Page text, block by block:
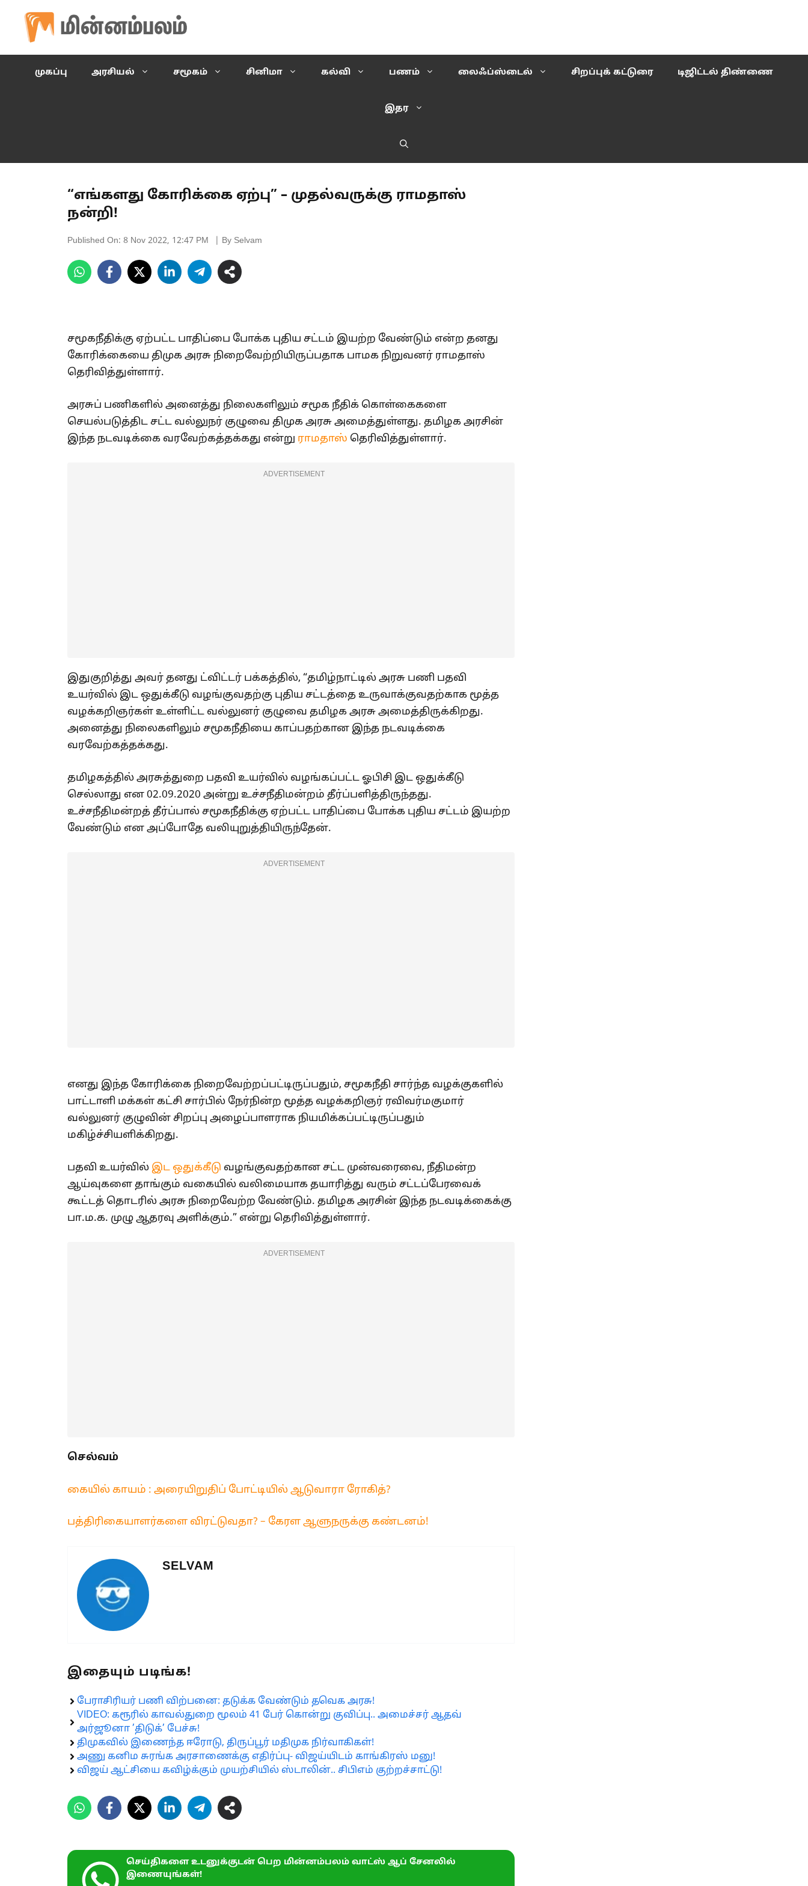
content
முகப்பு அரசியல் சமூகம் சினிமா கல்வி பணம் லைஃப்ஸ்டைல் சிறப்புக் கட்டுரை டிஜிட்டல் திண்ணை
இதர
“எங்களது கோரிக்கை ஏற்பு” – முதல்வருக்கு ராமதாஸ்
நன்றி!
Published On: 8 Nov 2022, 12:47 PM | By Selvam
சமூகநீதிக்கு ஏற்பட்ட பாதிப்பை போக்க புதிய சட்டம் இயற்ற வேண்டும் என்ற தனது
கோரிக்கையை திமுக அரசு நிறைவேற்றியிருப்பதாக பாமக நிறுவனர் ராமதாஸ்
தெரிவித்துள்ளார்.
அரசுப் பணிகளில் அனைத்து நிலைகளிலும் சமூக நீதிக் கொள்கைகளை
செயல்படுத்திட சட்ட வல்லுநர் குழுவை திமுக அரசு அமைத்துள்ளது. தமிழக அரசின்
இந்த நடவடிக்கை வரவேற்கத்தக்கது என்று ராமதாஸ் தெரிவித்துள்ளார்.
ADVERTISEMENT
இதுகுறித்து அவர் தனது ட்விட்டர் பக்கத்தில், “தமிழ்நாட்டில் அரசு பணி பதவி
உயர்வில் இட ஒதுக்கீடு வழங்குவதற்கு புதிய சட்டத்தை உருவாக்குவதற்காக மூத்த
வழக்கறிஞர்கள் உள்ளிட்ட வல்லுனர் குழுவை தமிழக அரசு அமைத்திருக்கிறது.
அனைத்து நிலைகளிலும் சமூகநீதியை காப்பதற்கான இந்த நடவடிக்கை
வரவேற்கத்தக்கது.
தமிழகத்தில் அரசுத்துறை பதவி உயர்வில் வழங்கப்பட்ட ஓபிசி இட ஒதுக்கீடு
செல்லாது என 02.09.2020 அன்று உச்சநீதிமன்றம் தீர்ப்பளித்திருந்தது.
உச்சநீதிமன்றத் தீர்ப்பால் சமூகநீதிக்கு ஏற்பட்ட பாதிப்பை போக்க புதிய சட்டம் இயற்ற
வேண்டும் என அப்போதே வலியுறுத்தியிருந்தேன்.
ADVERTISEMENT
எனது இந்த கோரிக்கை நிறைவேற்றப்பட்டிருப்பதும், சமூகநீதி சார்ந்த வழக்குகளில்
பாட்டாளி மக்கள் கட்சி சார்பில் நேர்நின்ற மூத்த வழக்கறிஞர் ரவிவர்மகுமார்
வல்லுனர் குழுவின் சிறப்பு அழைப்பாளராக நியமிக்கப்பட்டிருப்பதும்
மகிழ்ச்சியளிக்கிறது.
பதவி உயர்வில் இட ஒதுக்கீடு வழங்குவதற்கான சட்ட முன்வரைவை, நீதிமன்ற
ஆய்வுகளை தாங்கும் வகையில் வலிமையாக தயாரித்து வரும் சட்டப்பேரவைக்
கூட்டத் தொடரில் அரசு நிறைவேற்ற வேண்டும். தமிழக அரசின் இந்த நடவடிக்கைக்கு
பா.ம.க. முழு ஆதரவு அளிக்கும்.” என்று தெரிவித்துள்ளார்.
ADVERTISEMENT
செல்வம்
கையில் காயம் : அரையிறுதிப் போட்டியில் ஆடுவாரா ரோகித்?
பத்திரிகையாளர்களை விரட்டுவதா? – கேரள ஆளுநருக்கு கண்டனம்!
SELVAM
இதையும் படிங்க!
பேராசிரியர் பணி விற்பனை: தடுக்க வேண்டும் தவெக அரசு!
VIDEO: கரூரில் காவல்துறை மூலம் 41 பேர் கொன்று குவிப்பு.. அமைச்சர் ஆதவ்
அர்ஜூனா ’திடுக்’ பேச்சு!
திமுகவில் இணைந்த ஈரோடு, திருப்பூர் மதிமுக நிர்வாகிகள்!
அணு கனிம சுரங்க அரசாணைக்கு எதிர்ப்பு- விஜய்யிடம் காங்கிரஸ் மனு!
விஜய் ஆட்சியை கவிழ்க்கும் முயற்சியில் ஸ்டாலின்.. சிபிஎம் குற்றச்சாட்டு!
செய்திகளை உடனுக்குடன் பெற மின்னம்பலம் வாட்ஸ் ஆப் சேனலில்
இணையுங்கள்!